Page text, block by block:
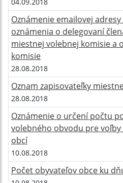
04.09.2018
Oznámenie emailovej
oznámenia o delegovaní
miestnej volebnej komisie a
komisie
28.08.2018
Oznam zapisovateľky
28.08.2018
Oznámenie o určení počtu
volebného obvodu pre
obcí
10.08.2018
Počet obyvateľov obce ku